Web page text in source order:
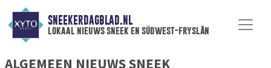
SNEEKERDAGBLAD.NL
lokaal nieuws sneek en súdwest-fryslân
ALGEMEEN NIEUWS SNEEK